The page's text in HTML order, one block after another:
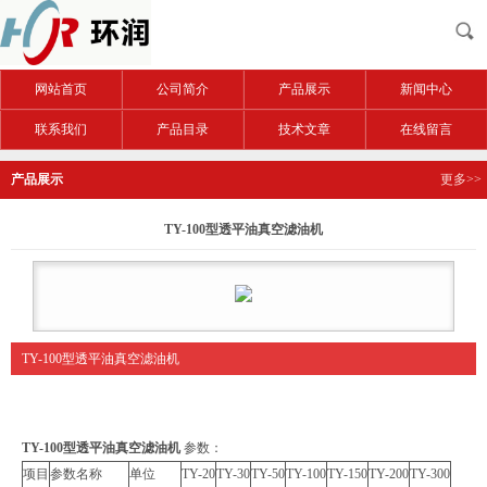
网站首页 公司简介 产品展示 新闻中心
联系我们 产品目录 技术文章 在线留言
产品展示 更多>>
TY-100型透平油真空滤油机
TY-100型透平油真空滤油机
TY-100型透平油真空滤油机 参数：
项目 参数名称 单位 TY-20TY-30TY-50TY-100TY-150TY-200TY-300